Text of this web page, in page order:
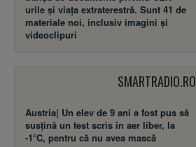
urile și viața extraterestră. Sunt 41 de
materiale noi, inclusiv imagini și
videoclipuri
SMARTRADIO.RO
Austria| Un elev de 9 ani a fost pus să
susţină un test scris în aer liber, la
-1°C, pentru că nu avea mască